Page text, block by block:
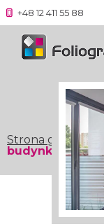
+48 12 411 55 88
Strona główna
budynków i biur